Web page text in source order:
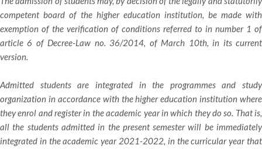
competent board of the higher education institution, be made with
exemption of the verification of conditions referred to in number 1 of
article 6 of Decree-Law no. 36/2014, of March 10th, in its current
version.
Admitted students are integrated in the programmes and study
organization in accordance with the higher education institution where
they enrol and register in the academic year in which they do so. That is,
all the students admitted in the present semester will be immediately
integrated in the academic year 2021-2022, in the curricular year that